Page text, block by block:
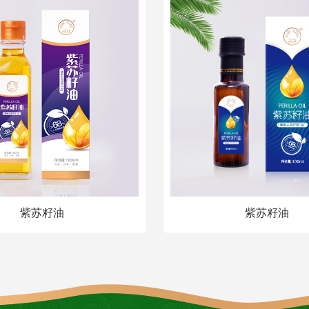
紫苏籽油 紫苏籽油